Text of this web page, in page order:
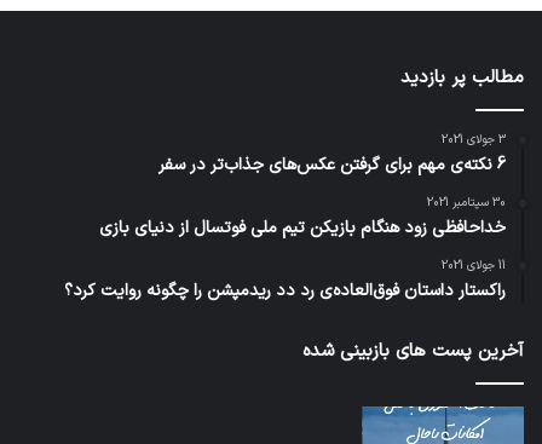
مطالب پر بازدید
3 جولای 2021
6 نکته‌ی مهم برای گرفتن عکس‌های جذاب‌تر در سفر
30 سپتامبر 2021
خداحافظی زود هنگام بازیکن تیم ملی فوتسال از دنیای بازی
11 جولای 2021
راکستار داستان فوق‌العاده‌ی رد دد ریدمپشن را چگونه روایت کرد؟
آخرین پست های بازبینی شده